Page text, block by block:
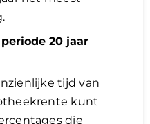
20 jaar
tijd van
kunt
die